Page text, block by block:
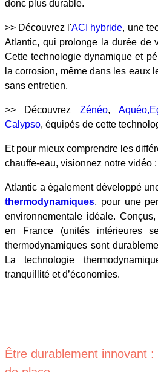
donc plus durable.
>> Découvrez l'ACI hybride, une
Atlantic, qui prolonge la durée de
Cette technologie dynamique et
la corrosion, même dans les eaux
sans entretien.
>> Découvrez Zénéo,Aquéo,
Calypso, équipés de cette
Et pour mieux comprendre les
chauffe-eau, visionnez notre vidéo :
Atlantic a également développé
thermodynamiques, pour une
environnementale idéale.
en France (unités intérieures
thermodynamiques sont
La technologie
tranquillité et d’économies.
Être durablement innovant